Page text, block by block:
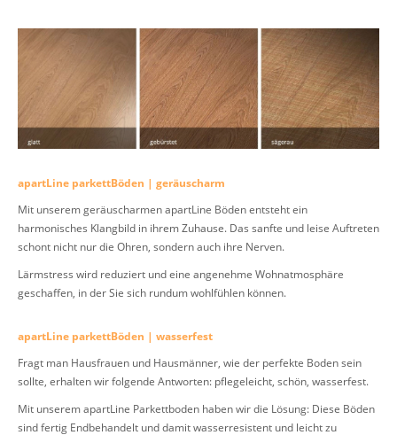
apartLine parkettBöden | geräuscharm
Mit unserem geräuscharmen apartLine Böden entsteht ein
harmonisches Klangbild in ihrem Zuhause. Das sanfte und leise Auftreten
schont nicht nur die Ohren, sondern auch ihre Nerven.
Lärmstress wird reduziert und eine angenehme Wohnatmosphäre
geschaffen, in der Sie sich rundum wohlfühlen können.
apartLine parkettBöden | wasserfest
Fragt man Hausfrauen und Hausmänner, wie der perfekte Boden sein
sollte, erhalten wir folgende Antworten: pflegeleicht, schön, wasserfest.
Mit unserem apartLine Parkettboden haben wir die Lösung: Diese Böden
sind fertig Endbehandelt und damit wasserresistent und leicht zu